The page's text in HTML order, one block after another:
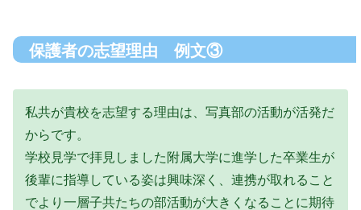
保護者の志望理由 例文③
私共が貴校を志望する理由は、写真部の活動が活発だ
からです。
学校見学で拝見しました附属大学に進学した卒業生が
後輩に指導している姿は興味深く、連携が取れること
でより一層子共たちの部活動が大きくなることに期待